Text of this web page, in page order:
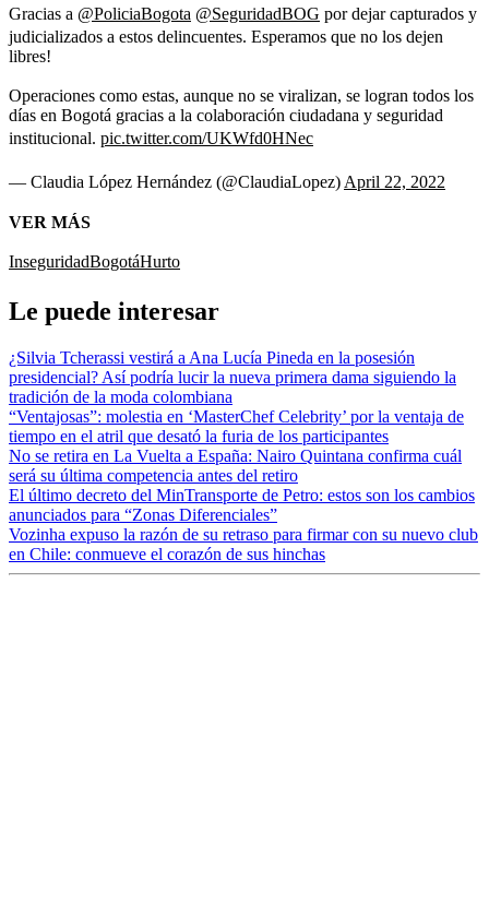
Gracias a @PoliciaBogota @SeguridadBOG por dejar capturados y
judicializados a estos delincuentes. Esperamos que no los dejen
libres!
Operaciones como estas, aunque no se viralizan, se logran todos los
días en Bogotá gracias a la colaboración ciudadana y seguridad
institucional. pic.twitter.com/UKWfd0HNec
— Claudia López Hernández (@ClaudiaLopez) April 22, 2022
VER MÁS
InseguridadBogotáHurto
Le puede interesar
¿Silvia Tcherassi vestirá a Ana Lucía Pineda en la posesión
presidencial? Así podría lucir la nueva primera dama siguiendo la
tradición de la moda colombiana
“Ventajosas”: molestia en ‘MasterChef Celebrity’ por la ventaja de
tiempo en el atril que desató la furia de los participantes
No se retira en La Vuelta a España: Nairo Quintana confirma cuál
será su última competencia antes del retiro
El último decreto del MinTransporte de Petro: estos son los cambios
anunciados para “Zonas Diferenciales”
Vozinha expuso la razón de su retraso para firmar con su nuevo club
en Chile: conmueve el corazón de sus hinchas